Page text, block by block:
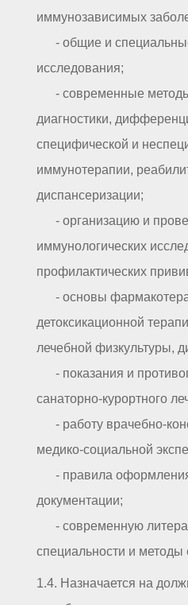
иммунозависимых
- общие и
исследования;
- современные методы
диагностики,
специфической и
иммунотерапии,
диспансеризации;
- организацию и
иммунологических
профилактических
- основы
детоксикационной
лечебной физкультуры,
- показания и
санаторно-курортного
- работу врачебно-
медико-социальной
- правила
документации;
- современную
специальности и
1.4. Назначается на